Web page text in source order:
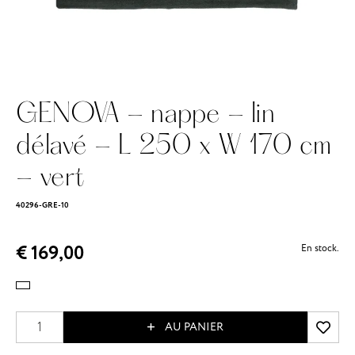
GENOVA - nappe - lin
délavé - L 250 x W 170 cm
- vert
40296-GRE-10
€ 169,00 En stock.
AU PANIER